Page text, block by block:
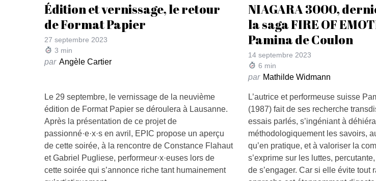
Édition et vernissage, le retour
de Format Papier
27 septembre 2023
3 min
par Angèle Cartier
Le 29 septembre, le vernissage de la neuvième
édition de Format Papier se déroulera à Lausanne.
Après la présentation de ce projet de
passionné·e·x·s en avril, EPIC propose un aperçu
de cette soirée, à la rencontre de Constance Flahaut
et Gabriel Pugliese, performeur·x·euses lors de
cette soirée qui s’annonce riche tant humainement
NIAGARA 3000,
la saga FIRE OF
Pamina de Coulon
14 septembre 2023
6 min
par Mathilde Widmann
L’autrice et performeuse suisse
(1987) fait de ses recherche
essais parlés, s’ingéniant à
méthodologiquement les savoirs,
qu’en pratique, et à valoriser la
s’exprime sur les luttes,
de s’engager. Car si elle évite tout